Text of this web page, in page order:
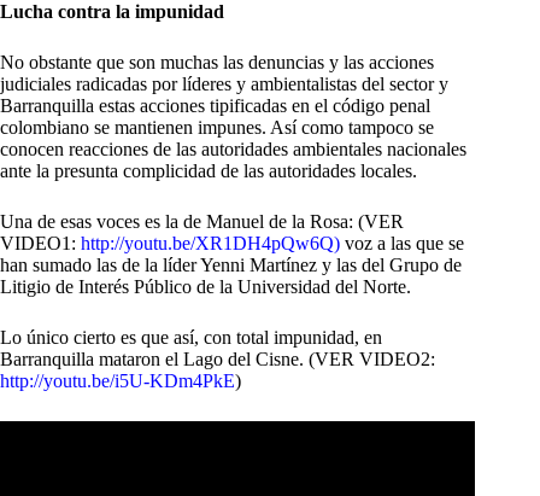
Lucha contra la impunidad
No obstante que son muchas las denuncias y las acciones
judiciales radicadas por líderes y ambientalistas del sector y
Barranquilla estas acciones tipificadas en el código penal
colombiano se mantienen impunes. Así como tampoco se
conocen reacciones de las autoridades ambientales nacionales
ante la presunta complicidad de las autoridades locales.
Una de esas voces es la de Manuel de la Rosa: (VER
VIDEO1: http://youtu.be/XR1DH4pQw6Q) voz a las que se
han sumado las de la líder Yenni Martínez y las del Grupo de
Litigio de Interés Público de la Universidad del Norte.
Lo único cierto es que así, con total impunidad, en
Barranquilla mataron el Lago del Cisne. (VER VIDEO2:
http://youtu.be/i5U-KDm4PkE)